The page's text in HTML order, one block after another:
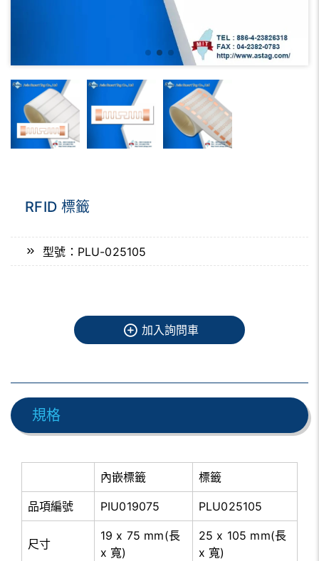
RFID 標籤
型號：PLU-025105
加入詢問車
規格
內嵌標籤 標籤
品項編號 PIU019075 PLU025105
尺寸
19 x 75 mm(長
x 寬)
25 x 105 mm(長
x 寬)